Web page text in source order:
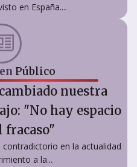
en España....
Público
nuestra
"No hay espacio
fracaso"
en la actualidad
a la...